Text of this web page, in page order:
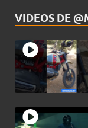
VIDEOS DE